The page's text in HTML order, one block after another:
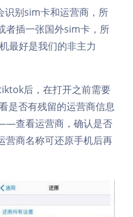
识别sim卡和运营商，所
者插一张国外sim卡，所
最好是我们的非主力
后，在打开之前需要
是否有残留的运营商信息
看运营商，确认是否
营商名称可还原手机后再